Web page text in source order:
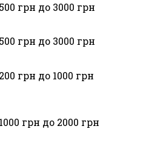
грн до 3000 грн
грн до 3000 грн
грн до 1000 грн
грн до 2000 грн